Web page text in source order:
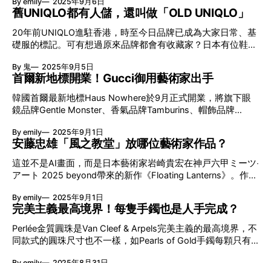
兼雕塑家Alain Villeminot於萬博開幕前3個月於大製作了17件
François Baschet稱之為「全球首座且規模最大的音樂遊樂
場」，每件形狀各異，運用了聲學的設計原理，聲波透過板狀
聲響。 大阪萬博閉幕之後，這件大型Baschet聲音雕塑也相繼
被拆掉了——部份存放在倉庫裡，部份則轉送至鍊鋼廠。至
2009年，為紀念大阪萬
在動漫世界中的建築與現實世界裡的設計也有相似之處。剛公
佈「死滅回游」篇新消息的《咒術迴戰》，你又是否知道作品
中的咒術高專背後原來隱藏著一場歷史建築論戰？ 《咒術迴
戰》仿效日本名建築 《咒術迴戰》的背景設定為現代日本，
因此不少主要集中在東京都區內。其中「星之子之家」的外觀
結構與日本建築名師丹下健三的東京聖瑪利亞主教座堂非常相
似。垂直延伸的立面，明顯仿效現實中這幢60年代建成的哥德
讓人不論站在哪個角度都看不到教堂空間全貌的神祕空間，這
座建築後來於1987年榮獲普立茲克建築獎。 咒術高專隱藏一
築界一場重要的「傳統論爭」！丹下健三於1955年1月號的建
築雜誌《新建築》發表了《如何理解現代日本的近代建築──
為創造傳統而論》的論文，批判單純的功能主義建築觀。隨後
篠原一男、池辺陽、吉村順三以至藝術家岡本太郎等，也
舊UNIQLO都有人儲，還叫做「OLD UNIQLO」
20年前UNIQLO進駐香港，時至今日品牌已成為大家日常、基
礎服的標記。可有想過原來品牌都會有收藏家？日本有位鞋履
UNIQLO的設計，更把1987年至2009年之間推出過的服飾，
都稱之為「OLD UNIQLO」。（Source：note.com、
fashiontechnews.zozo.com） OLD UNIQLO的定義……
UNIQLO於1984年創立之時原名「Unique Clothing
Warehouse」（簡寫UNI-CLO），不過品牌至1987年才開始
販賣自家品牌服飾，於是「OLD UNIQLO」都泛指1987年至
2009**年之間的舊設計。 **2009年，日本店舖全面更換上佐
歲的鞋履設計師ミフラ（Mifura）是一位OLD UNIQLO的專業
收藏家。ミフラ小時候父母都會帶他到「UNI-QLO」一同買衣
店無意中找到父母當年穿過的同款設計，於是就開始了收集
OLD UNIQLO服飾。就算款
By 鬼 2025年9月5日
首爾新地標開業！Gucci御用藝術家出手
韓國首爾最新地標Haus Nowhere於9月正式開業，將旗下眼
鏡品牌Gentle Monster、香氣品牌Tamburins、帽飾品牌
牌Nuflaat匯合於同一建築。各個品牌亦在開業前先後公佈展開
新篇章：主打趣味甜點麵包的NUDAKE便開拓喝茶的版圖（大
概意識到全球掀起的綠茶風吧）、Nuflaat則公開豔紅美甲咖啡
杯具套裝、Gentle Monster及Tamburins也推出新品。 Haus
Nowhere藝術企劃第一炮！ 賣物單品有睇頭之餘，品牌亦看
重藝術設計。Haus Nowhere第一炮便找來不按牌理出牌的人
氣創意鬼才Max Siedentopf出手，在島山、上海等各個Haus
的老人拿著金色的垃圾袋，如發現寶藏般引發無限可能，展現
出向來荒誕幽默的風格。 0:00 /0:19 1× 誰是Max
By emily 2025年9月1日
安藤忠雄「風之教堂」放哪位藝術家作品？
這並不是AI畫面，而是日本藝術家岩崎貴宏在神戸六甲ミーツ‧
アート 2025 beyond帶來的新作《Floating Lanterns》。作品
由在地震和戰爭中損毀的建築物組成，懸浮的碎片彷彿通通被
吸進背後的十字架裡。 神戸六甲ミーツ‧アート 2025 beyond
日期：即日起至11月30日 時間：10:00-17:00 岩崎貴宏生活在
《AKIRA》中的「新東京」？ 「我就像生活在《新世紀福音戰
士》中第二次衝擊後的世界，或者像《AKIRA》中東京被摧毀
後的『新東京』。換句話說，我生活在一個在出生前就經歷了
By emily 2025年9月1日
完美主義最高境界！每隻手鐲也是人手完成？
Perlée金質圓珠是Van Cleef & Arpels完美主義的最高境界，不
同款式的圓珠尺寸也不一樣，如Pearls of Gold手鐲每顆只有